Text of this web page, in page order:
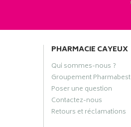
PHARMACIE CAYEUX
Qui sommes-nous ?
Groupement Pharmabest
Poser une question
Contactez-nous
Retours et réclamations